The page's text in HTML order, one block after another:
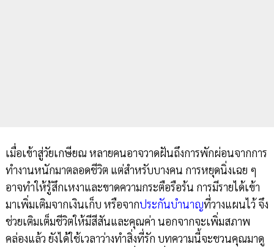
เมื่อเข้าสู่วัยเกษียณ หลายคนอาจวาดฝันถึงการพักผ่อนจากการ
ทำงานหนักมาตลอดชีวิต แต่สำหรับบางคน การหยุดนิ่งเฉย ๆ
อาจทำให้รู้สึกเหงาและขาดความกระตือรือร้น การมีรายได้เข้า
มาเพิ่มเติมจากเงินเก็บ หรือจากประกันบำนาญที่วางแผนไว้ จึง
ช่วยเติมเต็มชีวิตให้มีสีสันและคุณค่า นอกจากจะเพิ่มสภาพ
คล่องแล้ว ยังได้ใช้เวลาว่างทำสิ่งที่รัก บทความนี้จะชวนคุณมาดู